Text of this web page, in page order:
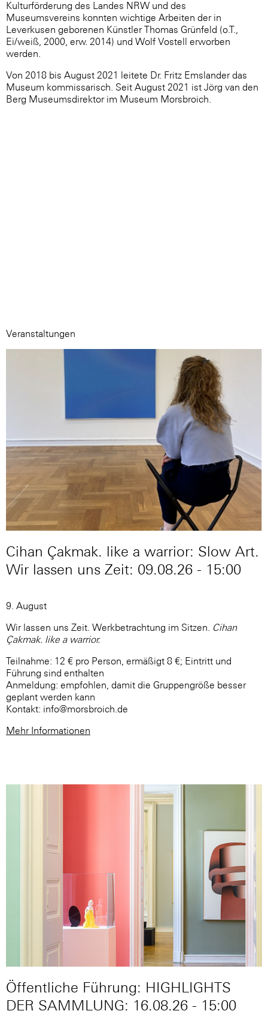
Kulturförderung des Landes NRW und des
Museumsvereins konnten wichtige Arbeiten der in
Leverkusen geborenen Künstler Thomas Grünfeld (o.T.,
Ei/weiß, 2000, erw. 2014) und Wolf Vostell erworben
werden.
Von 2018 bis August 2021 leitete Dr. Fritz Emslander das
Museum kommissarisch. Seit August 2021 ist Jörg van den
Berg Museumsdirektor im Museum Morsbroich.
Veranstaltungen
Cihan Çakmak. like a warrior: Slow Art.
Wir lassen uns Zeit: 09.08.26 - 15:00
9. August
Wir lassen uns Zeit. Werkbetrachtung im Sitzen.
Cihan
Çakmak. like a warrior.
Teilnahme: 12 € pro Person, ermäßigt 8 €; Eintritt und
Führung sind enthalten
Anmeldung: empfohlen, damit die Gruppengröße besser
geplant werden kann
Kontakt: info@morsbroich.de
Mehr Informationen
Öffentliche Führung: HIGHLIGHTS
DER SAMMLUNG: 16.08.26 - 15:00